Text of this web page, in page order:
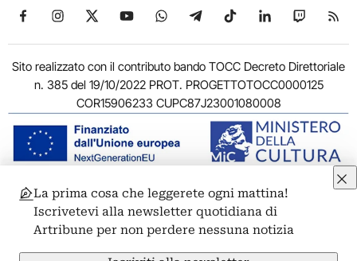
Seguici su Facebook
Seguici su Instagram
Seguici su X
Seguici su YouTube
Seguici su WhatsApp
Seguici su Telegram
Seguici su TikTok
Seguici su
Seguici
Sito realizzato con il contributo bando TOCC Decreto Direttoriale
n. 385 del 19/10/2022 PROT. PROGETTOTOCC0000125
COR15906233 CUPC87J23001080008
© 2011-2026 ARTRIBUNE srl – Corso Vittorio Emanuele II, 287 –
00186 Roma - P.I. 11381581005
Privacy: Responsabile della protezione dei dati personali
ARTRIBUNE srl – Corso Vittorio Emanuele II, 287 – 00186 Roma
La prima cosa che leggerete ogni mattina!
Iscrivetevi alla newsletter quotidiana di
Artribune per non perdere nessuna notizia